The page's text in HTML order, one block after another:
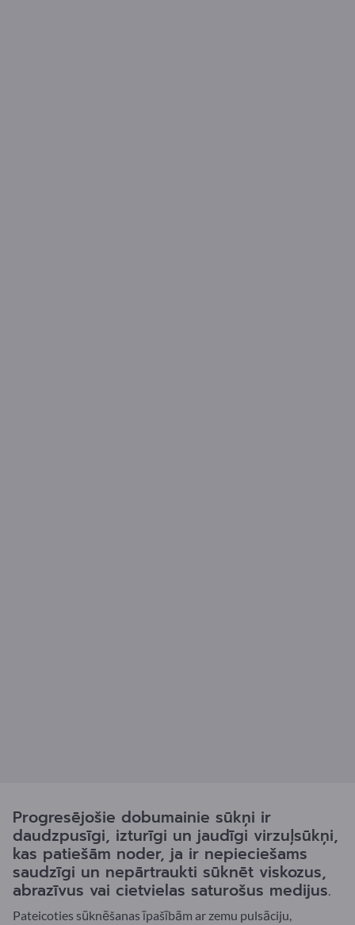
Progresējošie dobumainie sūkņi ir
daudzpusīgi, izturīgi un jaudīgi virzuļsūkņi,
kas patiešām noder, ja ir nepieciešams
saudzīgi un nepārtraukti sūknēt viskozus,
abrazīvus vai cietvielas saturošus medijus.
Pateicoties sūknēšanas īpašībām ar zemu pulsāciju,